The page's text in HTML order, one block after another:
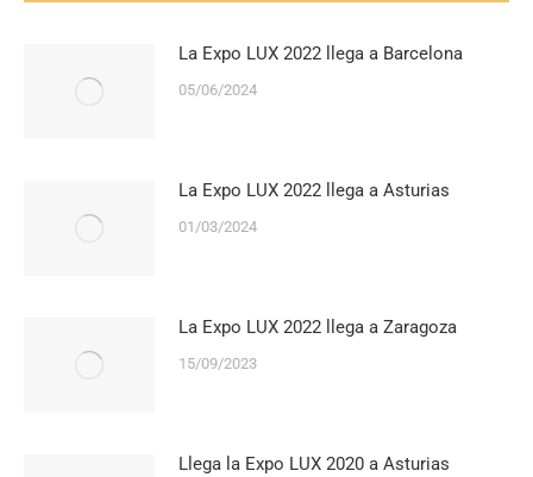
La Expo LUX 2022 llega a Barcelona
05/06/2024
La Expo LUX 2022 llega a Asturias
01/03/2024
La Expo LUX 2022 llega a Zaragoza
15/09/2023
Llega la Expo LUX 2020 a Asturias